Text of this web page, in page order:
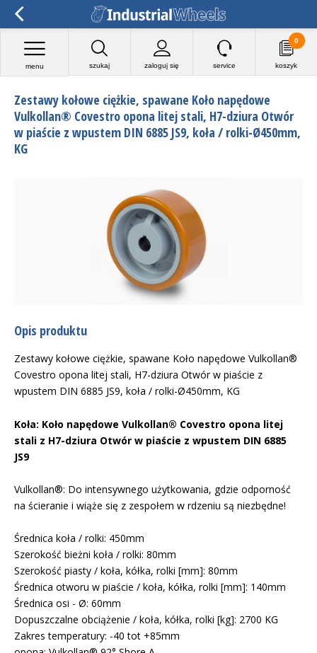
szukaj zaloguj się
menu service koszyk
0
Zestawy kołowe ciężkie, spawane Koło napędowe
Vulkollan® Covestro opona litej stali, H7-dziura Otwór
w piaście z wpustem DIN 6885 JS9, koła / rolki-Ø450mm,
KG
Opis produktu
Zestawy kołowe ciężkie, spawane Koło napędowe Vulkollan®
Covestro opona litej stali, H7-dziura Otwór w piaście z
wpustem DIN 6885 JS9, koła / rolki-Ø450mm, KG
Koła: Koło napędowe Vulkollan® Covestro opona litej
stali z H7-dziura Otwór w piaście z wpustem DIN 6885
JS9
Vulkollan®: Do intensywnego użytkowania, gdzie odporność
na ścieranie i wiąże się z zespołem w rdzeniu są niezbędne!
Średnica koła / rolki: 450mm
Szerokość bieżni koła / rolki: 80mm
Szerokość piasty / koła, kółka, rolki [mm]: 80mm
Średnica otworu w piaście / koła, kółka, rolki [mm]: 140mm
Średnica osi - Ø: 60mm
Dopuszczalne obciążenie / koła, kółka, rolki [kg]: 2700 KG
Zakres temperatury: -40 tot +85mm